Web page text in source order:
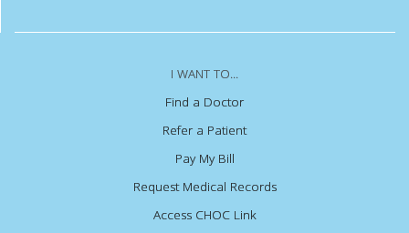
I WANT TO...
Find a Doctor
Refer a Patient
Pay My Bill
Request Medical Records
Access CHOC Link